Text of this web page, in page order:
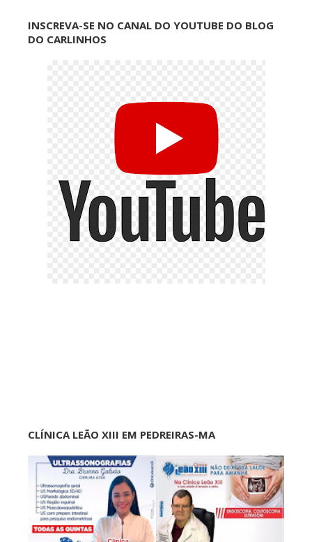
INSCREVA-SE NO CANAL DO YOUTUBE DO BLOG
DO CARLINHOS
CLÍNICA LEÃO XIII EM PEDREIRAS-MA